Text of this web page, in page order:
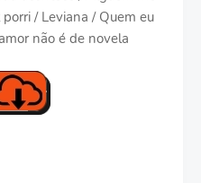
/ Leviana / Quem eu
não é de novela